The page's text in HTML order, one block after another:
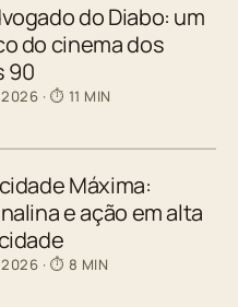
do Diabo: um
do cinema dos
90
2026 · ⏱ 11 MIN
Máxima:
e ação em alta
2026 · ⏱ 8 MIN